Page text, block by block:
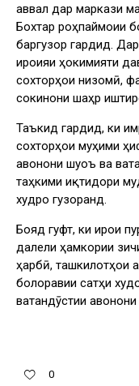
аввал дар маркази
Бохтар роҳпаймоии
баргузор гардид.
иҷроияи ҳокимияти
сохторҳои низомӣ,
сокинони шаҳр
Таъкид гардид, ки
сохторҳои муҳими
ҷавонони шуҷоъ ва
таҳкими иқтидори
худро гузоранд.
Бояд гуфт, ки иҷрои
далели ҳамкории
ҳарбӣ, ташкилотҳои
болоравии сатҳи
ватандӯстии
0